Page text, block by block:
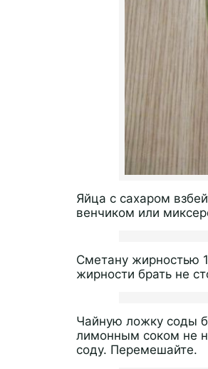
Яйца с сахаром
венчиком или
Сметану жирностью
жирности брать не
Чайную ложку соды
лимонным соком не
соду. Перемешайте.